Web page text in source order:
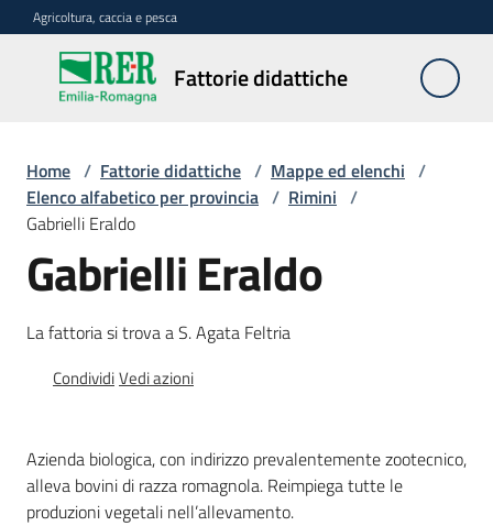
Vai al contenuto
Vai alla navigazione
Vai al footer
Agricoltura, caccia e pesca
Fattorie didattiche
Fattorie
didattiche
Trova
sulla
Menu selezionato
necessari
Corsi
Home / Fattorie didattiche / Mappe ed elenchi /
Elenco alfabetico per provincia / Rimini /
Gabrielli Eraldo
Gabrielli Eraldo
La fattoria si trova a S. Agata Feltria
CondividiVedi azioni
Azienda biologica, con indirizzo prevalentemente zootecnico,
alleva bovini di razza romagnola. Reimpiega tutte le
produzioni vegetali nell’allevamento.